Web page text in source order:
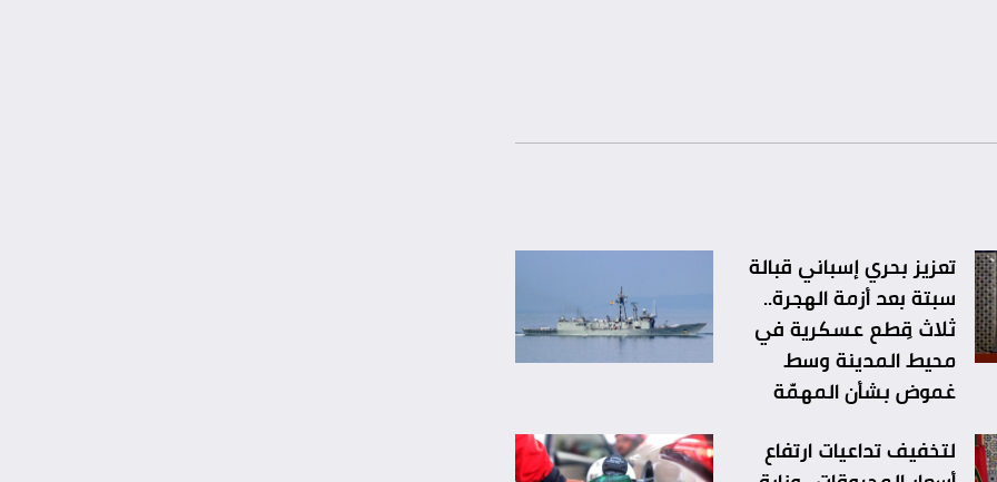
تعزيز بحري إسباني قبالة
سبتة بعد أزمة الهجرة..
ثلاث قِطع عسكرية في
محيط المدينة وسط
غموض بشأن المهمّة
لتخفيف تداعيات ارتفاع